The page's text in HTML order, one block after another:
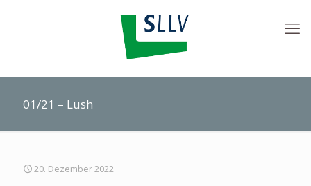
01/21 – Lush
20. Dezember 2022